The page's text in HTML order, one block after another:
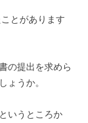
とがあります
の提出を求めら
ょうか。
いうところか